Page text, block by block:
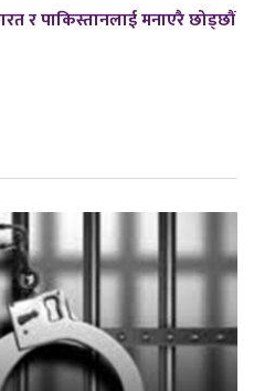
र पाकिस्तानलाई मनाएरै छोड्छौं